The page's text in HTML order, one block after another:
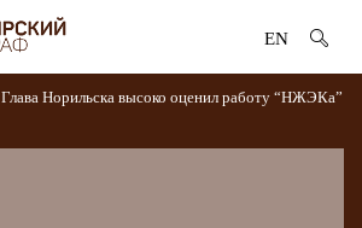
EN
Глава Норильска высоко оценил работу “НЖЭКа”